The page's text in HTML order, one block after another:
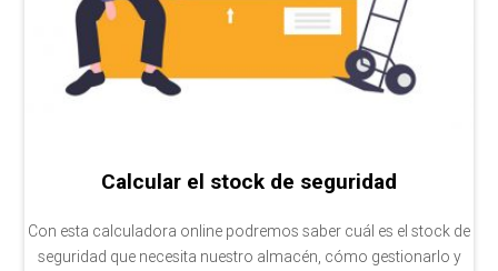
Calcular el stock de seguridad
Con esta calculadora online podremos saber cuál es el stock de
seguridad que necesita nuestro almacén, cómo gestionarlo y